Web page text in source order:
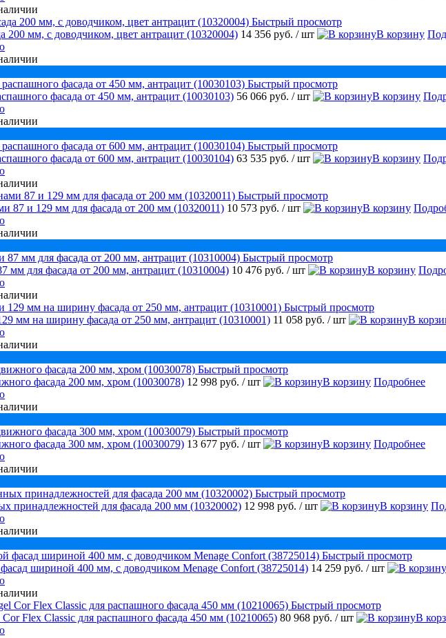
Быстрый просмотр
200 мм, с доводчиком, цвет антрацит (10320004) 14 356 руб. / шт В корзину
Быстрый просмотр
фасада от 450 мм, антрацит (10030103) 56 066 руб. / шт В корзину
Быстрый просмотр
фасада от 600 мм, антрацит (10030104) 63 535 руб. / шт В корзину
Быстрый просмотр
87 и 129 мм для фасада от 200 мм (10320011) 10 573 руб. / шт В корзину
Быстрый просмотр
мм для фасада от 200 мм, антрацит (10310004) 10 476 руб. / шт В корзину
Быстрый просмотр
мм на ширину фасада от 250 мм, антрацит (10310001) 11 058 руб. / шт В
Быстрый просмотр
фасада 200 мм, хром (10030078) 12 998 руб. / шт В корзину Подробнее
Быстрый просмотр
фасада 300 мм, хром (10030079) 13 677 руб. / шт В корзину Подробнее
Быстрый просмотр
принадлежностей для фасада 200 мм (10320002) 12 998 руб. / шт В корзину
Быстрый просмотр
шириной 400 мм, с доводчиком Menage Confort (38725014) 14 259 руб. / шт
Быстрый просмотр
Flex Classic для распашного фасада 450 мм (10210065) 80 968 руб. / шт В